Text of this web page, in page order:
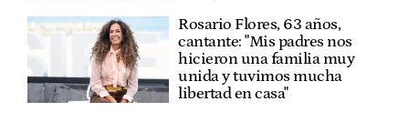
Rosario Flores, 63 años,
cantante: "Mis padres nos
hicieron una familia muy
unida y tuvimos mucha
libertad en casa"